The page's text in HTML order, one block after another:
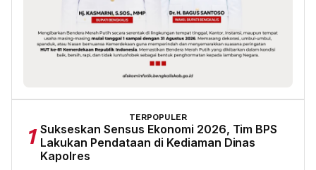
TERPOPULER
1 Sukseskan Sensus Ekonomi 2026, Tim BPS
Lakukan Pendataan di Kediaman Dinas
Kapolres